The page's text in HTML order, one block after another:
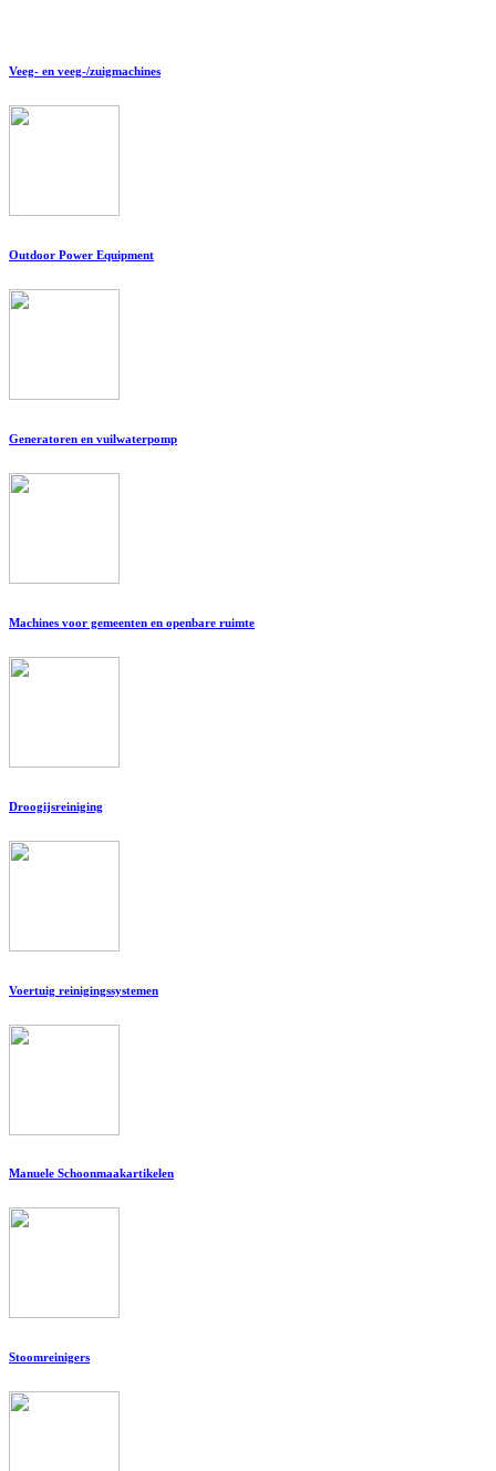
Veeg- en veeg-/zuigmachines
Outdoor Power Equipment
Generatoren en vuilwaterpomp
Machines voor gemeenten en openbare ruimte
Droogijsreiniging
Voertuig reinigingssystemen
Manuele Schoonmaakartikelen
Stoomreinigers